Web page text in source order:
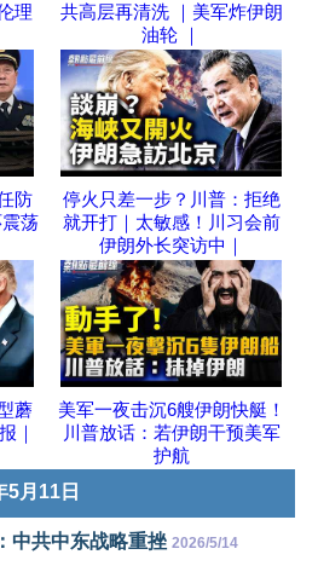
理
共高层再清洗 ｜美军炸伊朗
油轮 ｜
防
荡
停火只差一步？川普：拒绝
就开打｜太敏感！川习会前
伊朗外长突访中｜
蘑
｜
美军一夜击沉6艘伊朗快艇！
川普放话：若伊朗干预美军
护航
5月11日
中共中东战略重挫 2026/5/14